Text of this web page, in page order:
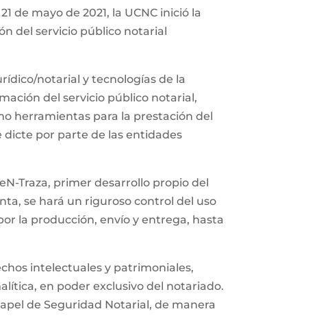
de mayo de 2021, la UCNC inició la
del servicio público notarial
notarial y tecnologías de la
del servicio público notarial,
herramientas para la prestación del
dicte por parte de las entidades
Traza, primer desarrollo propio del
se hará un riguroso control del uso
la producción, envío y entrega, hasta
intelectuales y patrimoniales,
en poder exclusivo del notariado.
de Seguridad Notarial, de manera